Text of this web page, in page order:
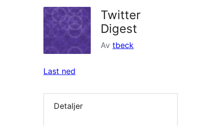
Twitter
Digest
Av tbeck
Last ned
Detaljer